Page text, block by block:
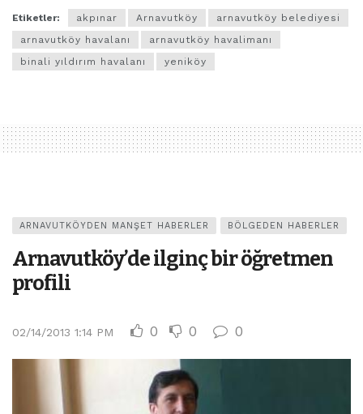
Etiketler: akpınar Arnavutköy
arnavutköy belediyesi
arnavutköy havalanı
arnavutköy havalimanı
binali yıldırım havalanı
yeniköy
ARNAVUTKÖYDEN MANŞET HABERLER BÖLGEDEN HABERLER
Arnavutköy’de ilginç bir öğretmen
profili
02/14/2013 1:14 PM 0 0 0